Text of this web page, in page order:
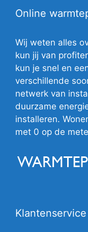
Online
Wij weten alles
kun jij van
kun je snel en
verschillende
netwerk van
duurzame
installeren.
met 0 op de
Klantenservice